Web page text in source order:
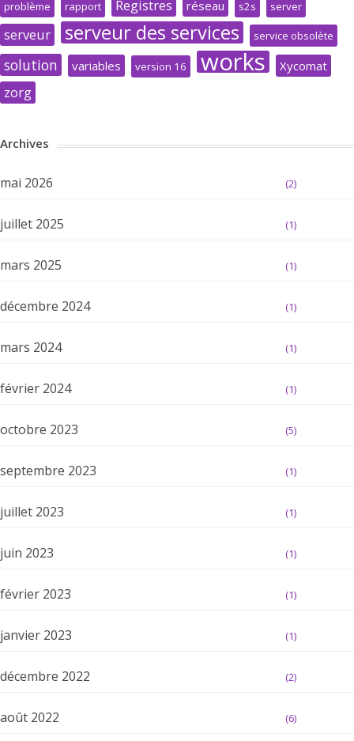
problème rapport Registres réseau s2s server
serveur serveur des services service obsolète
solution variables version 16 works Xycomat
zorg
Archives
mai 2026 (2)
juillet 2025 (1)
mars 2025 (1)
décembre 2024 (1)
mars 2024 (1)
février 2024 (1)
octobre 2023 (5)
septembre 2023 (1)
juillet 2023 (1)
juin 2023 (1)
février 2023 (1)
janvier 2023 (1)
décembre 2022 (2)
août 2022 (6)